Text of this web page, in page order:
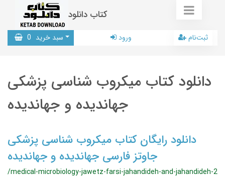
کتاب دانلود
سبد خرید 0 ورود ثبت‌نام
دانلود کتاب میکروب شناسی پزشکی
جهاندیده و جهاندیده
دانلود رایگان کتاب میکروب شناسی پزشکی
جاوتز فارسی جهاندیده و جهاندیده
/medical-microbiology-jawetz-farsi-jahandideh-and-jahandideh-2